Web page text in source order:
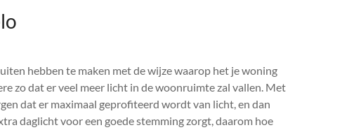
hebben te maken met de wijze waarop het je woning
zo dat er veel meer licht in de woonruimte zal vallen. Met
dat er maximaal geprofiteerd wordt van licht, en dan
daglicht voor een goede stemming zorgt, daarom hoe